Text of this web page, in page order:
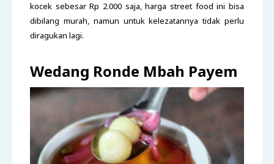
kocek sebesar Rp 2.000 saja, harga street food ini bisa
dibilang murah, namun untuk kelezatannya tidak perlu
diragukan lagi.
Wedang Ronde Mbah Payem